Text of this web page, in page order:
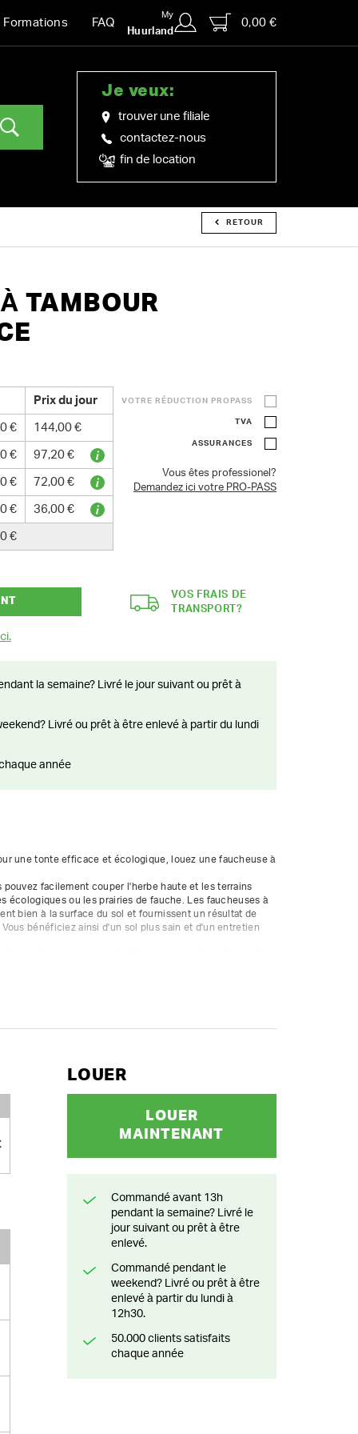
Formations FAQ
My
Huurland
0,00 €
Je veux:
trouver une filiale
contactez-nous
fin de location
RETOUR
TAMBOUR
Prix du jour
€ 144,00 €
€ 97,20 €
€ 72,00 €
€ 36,00 €
€
VOTRE RÉDUCTION PROPASS
TVA
ASSURANCES
Vous êtes professionel?
Demandez ici votre PRO-PASS
VOS FRAIS DE
TRANSPORT?
année
une tonte efficace et écologique, louez une faucheuse à
pouvez facilement couper l'herbe haute et les terrains
écologiques ou les prairies de fauche. Les faucheuses à
bien à la surface du sol et fournissent un résultat de
bénéficiez ainsi d'un sol plus sain et d'un entretien
LOUER
LOUER
MAINTENANT
Commandé avant 13h
pendant la semaine? Livré le
jour suivant ou prêt à être
enlevé.
Commandé pendant le
weekend? Livré ou prêt à être
enlevé à partir du lundi à
12h30.
50.000 clients satisfaits
chaque année